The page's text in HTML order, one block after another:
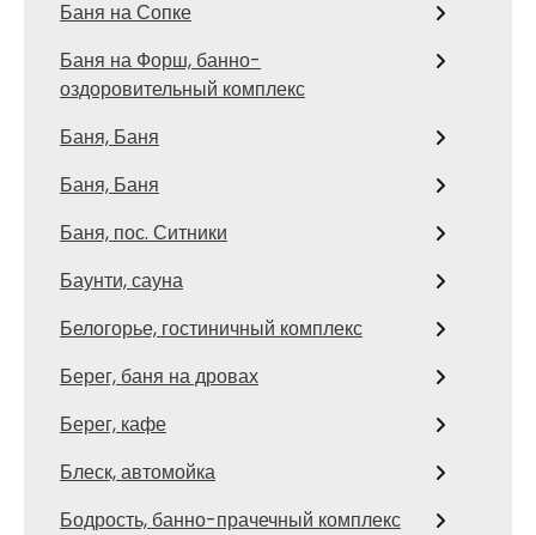
Баня на Сопке
Баня на Форш, банно-
оздоровительный комплекс
Баня, Баня
Баня, Баня
Баня, пос. Ситники
Баунти, сауна
Белогорье, гостиничный комплекс
Берег, баня на дровах
Берег, кафе
Блеск, автомойка
Бодрость, банно-прачечный комплекс